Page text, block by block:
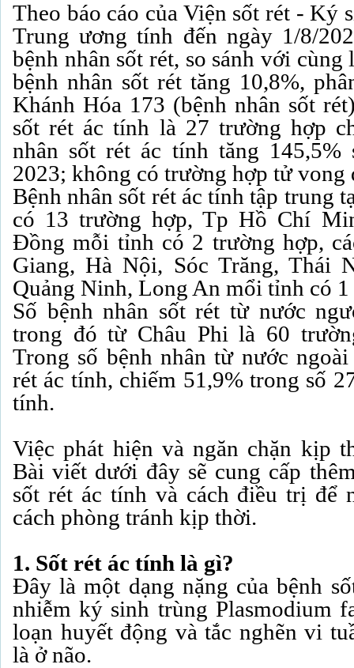
Theo báo cáo của Viện sốt rét - Ký
Trung ương tính đến ngày 1/8/
bệnh nhân sốt rét, so sánh với
bệnh nhân sốt rét tăng 10,8%,
Khánh Hóa 173 (bệnh nhân sốt
sốt rét ác tính là 27 trường hợp
nhân sốt rét ác tính tăng
2023; không có trường hợp tử vong
Bệnh nhân sốt rét ác tính tập trung
có 13 trường hợp, Tp Hồ Chí
Đồng mỗi tỉnh có 2 trường hợp,
Giang, Hà Nội, Sóc Trăng, Thái
Quảng Ninh, Long An mổi tỉnh có
Số bệnh nhân sốt rét từ nước
trong đó từ Châu Phi là 60
Trong số bệnh nhân từ nước
rét ác tính, chiếm 51,9% trong số
tính.
Việc phát hiện và ngăn chặn kịp
Bài viết dưới đây sẽ cung cấp
sốt rét ác tính và cách điều trị để
cách phòng tránh kịp thời.
1. Sốt rét ác tính là gì?
Đây là một dạng nặng của bệnh
nhiễm ký sinh trùng Plasmodium
loạn huyết động và tắc nghẽn vi
là ở não.